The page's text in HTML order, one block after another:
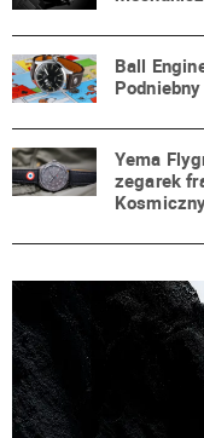
Ball
Yema
zegarek